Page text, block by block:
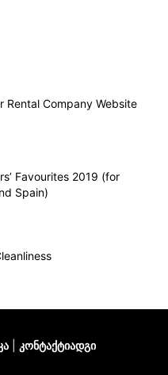
Rental Company Website
Favourites 2019 (for
Spain)
კონტაქტიადგი